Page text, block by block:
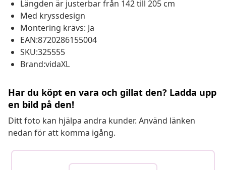
Längden är justerbar från 142 till 205 cm
Med kryssdesign
Montering krävs: Ja
EAN:8720286155004
SKU:325555
Brand:vidaXL
Har du köpt en vara och gillat den? Ladda upp
en bild på den!
Ditt foto kan hjälpa andra kunder. Använd länken
nedan för att komma igång.